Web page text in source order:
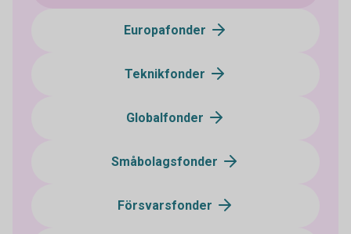
Europafonder
Teknikfonder
Globalfonder
Småbolagsfonder
Försvarsfonder